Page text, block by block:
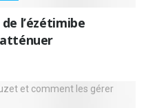
l’ézétimibe